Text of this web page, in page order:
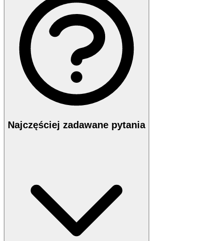
Najczęściej zadawane pytania